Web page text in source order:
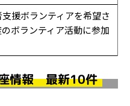
援ボランティアを希望さ
ボランティア活動に参加
情報 最新10件